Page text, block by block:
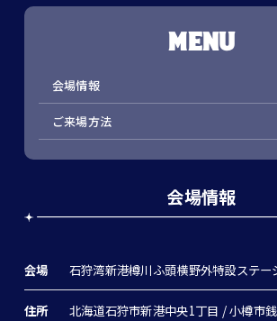
MENU
会場情報
ご来場方法
会場情報
会場 石狩湾新港樽川ふ頭横野外特設ステー
住所 北海道石狩市新港中央1丁目 / 小樽市